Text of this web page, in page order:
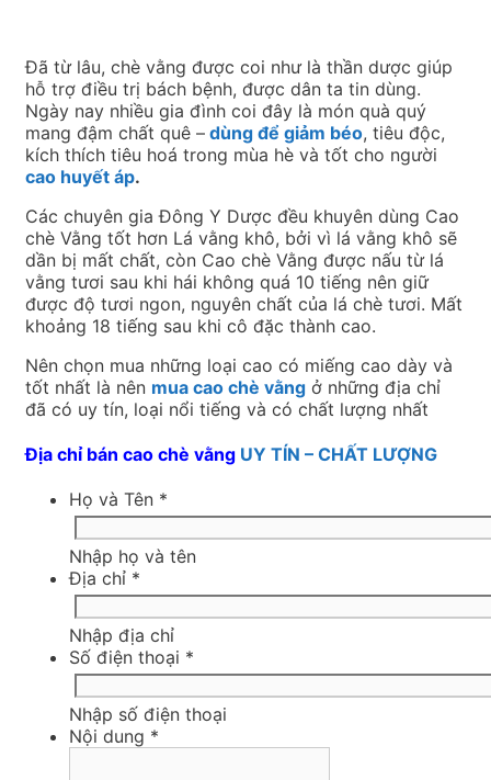
Đã từ lâu, chè vằng được coi như là thần dược giúp
hỗ trợ điều trị bách bệnh, được dân ta tin dùng.
Ngày nay nhiều gia đình coi đây là món quà quý
mang đậm chất quê – dùng để giảm béo, tiêu độc,
kích thích tiêu hoá trong mùa hè và tốt cho người
cao huyết áp.
Các chuyên gia Đông Y Dược đều khuyên dùng Cao
chè Vằng tốt hơn Lá vằng khô, bởi vì lá vằng khô sẽ
dần bị mất chất, còn Cao chè Vằng được nấu từ lá
vằng tươi sau khi hái không quá 10 tiếng nên giữ
được độ tươi ngon, nguyên chất của lá chè tươi. Mất
khoảng 18 tiếng sau khi cô đặc thành cao.
Nên chọn mua những loại cao có miếng cao dày và
tốt nhất là nên mua cao chè vằng ở những địa chỉ
đã có uy tín, loại nổi tiếng và có chất lượng nhất
Địa chỉ bán cao chè vằng UY TÍN – CHẤT LƯỢNG
Họ và Tên *
Nhập họ và tên
Địa chỉ *
Nhập địa chỉ
Số điện thoại *
Nhập số điện thoại
Nội dung *